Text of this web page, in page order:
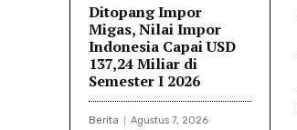
Ditopang Impor
Migas, Nilai Impor
Indonesia Capai USD
137,24 Miliar di
Semester I 2026
Berita Agustus 7, 2026